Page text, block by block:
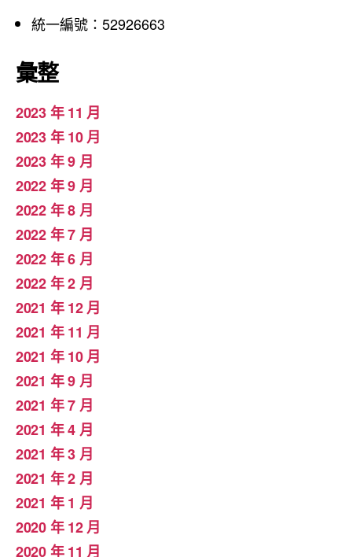
統一編號：52926663
彙整
2023 年 11 月
2023 年 10 月
2023 年 9 月
2022 年 9 月
2022 年 8 月
2022 年 7 月
2022 年 6 月
2022 年 2 月
2021 年 12 月
2021 年 11 月
2021 年 10 月
2021 年 9 月
2021 年 7 月
2021 年 4 月
2021 年 3 月
2021 年 2 月
2021 年 1 月
2020 年 12 月
2020 年 11 月